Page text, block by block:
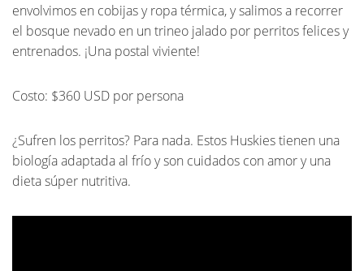
envolvimos en cobijas y ropa térmica, y salimos a recorrer
el bosque nevado en un trineo jalado por perritos felices y
entrenados. ¡Una postal viviente!
Costo: $360 USD por persona
¿Sufren los perritos? Para nada. Estos Huskies tienen una
biología adaptada al frío y son cuidados con amor y una
dieta súper nutritiva.